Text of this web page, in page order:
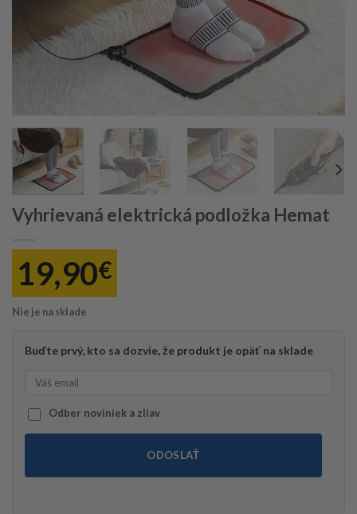
Vyhrievaná elektrická podložka Hemat
19,90€
Nie je na sklade
Buďte prvý, kto sa dozvie, že produkt je opäť na sklade
Odber noviniek a zliav
ODOSLAŤ